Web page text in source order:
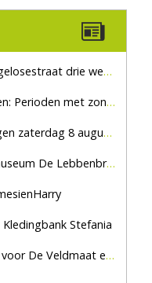
dicht voor doorgaand verkeer
met zon en droog
marktplein Haaksbergen
De Lebbenbrugge
Stefania
Veldmaat en De Pas